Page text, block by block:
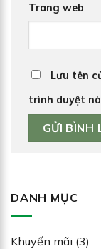
Trang web
Lưu tên
trình duyệt
DANH MỤC
Khuyến mãi (3)